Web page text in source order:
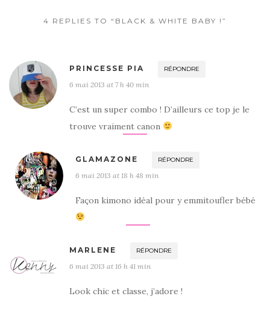
4 REPLIES TO “BLACK & WHITE BABY !”
PRINCESSE PIA RÉPONDRE
6 mai 2013 at 7 h 40 min
C’est un super combo ! D’ailleurs ce top je le
trouve vraiment canon
GLAMAZONE RÉPONDRE
6 mai 2013 at 18 h 48 min
Façon kimono idéal pour y emmitoufler bébé
MARLENE RÉPONDRE
6 mai 2013 at 16 h 41 min
Look chic et classe, j’adore !